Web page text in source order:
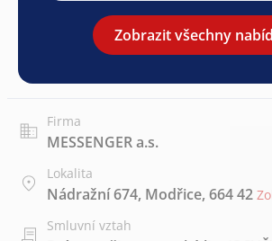
Zobrazit všechny
Firma
MESSENGER a.s.
Lokalita
Nádražní 674, Modřice, 664 42
Smluvní vztah